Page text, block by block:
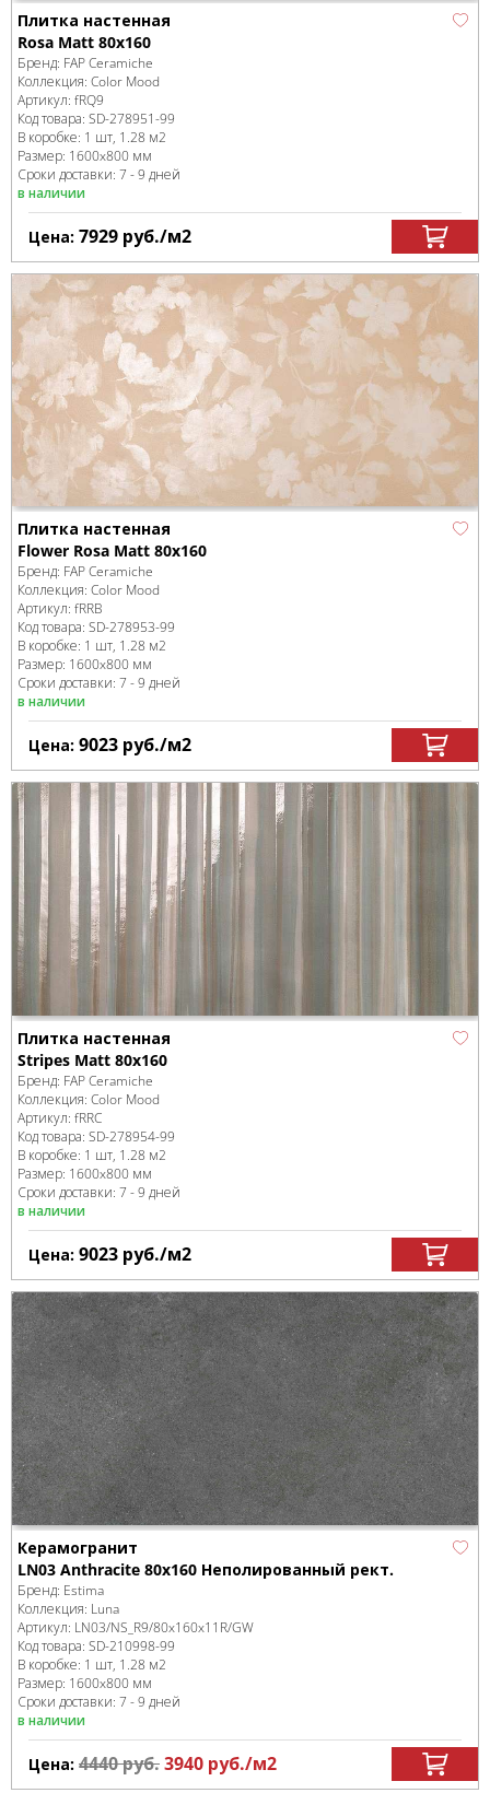
Плитка настенная
Rosa Matt 80x160
Бренд: FAP Ceramiche
Коллекция: Color Mood
Артикул: fRQ9
Код товара: SD-278951-99
В коробке: 1 шт, 1.28 м2
Размер: 1600x800 мм
Сроки доставки: 7 - 9 дней
в наличии
Цена: 7929 руб./м2
Плитка настенная
Flower Rosa Matt 80x160
Бренд: FAP Ceramiche
Коллекция: Color Mood
Артикул: fRRB
Код товара: SD-278953-99
В коробке: 1 шт, 1.28 м2
Размер: 1600x800 мм
Сроки доставки: 7 - 9 дней
в наличии
Цена: 9023 руб./м2
Плитка настенная
Stripes Matt 80x160
Бренд: FAP Ceramiche
Коллекция: Color Mood
Артикул: fRRC
Код товара: SD-278954-99
В коробке: 1 шт, 1.28 м2
Размер: 1600x800 мм
Сроки доставки: 7 - 9 дней
в наличии
Цена: 9023 руб./м2
Керамогранит
LN03 Anthracite 80x160 Неполированный рект.
Бренд: Estima
Коллекция: Luna
Артикул: LN03/NS_R9/80x160x11R/GW
Код товара: SD-210998-99
В коробке: 1 шт, 1.28 м2
Размер: 1600x800 мм
Сроки доставки: 7 - 9 дней
в наличии
Цена: 4440руб.3940 руб./м2